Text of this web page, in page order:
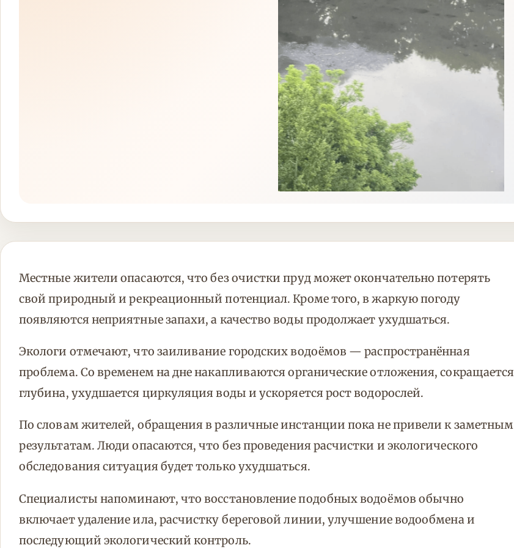
Местные жители опасаются, что без очистки пруд может окончательно потерять
свой природный и рекреационный потенциал. Кроме того, в жаркую погоду
появляются неприятные запахи, а качество воды продолжает ухудшаться.
Экологи отмечают, что заиливание городских водоёмов — распространённая
проблема. Со временем на дне накапливаются органические отложения, сокращается
глубина, ухудшается циркуляция воды и ускоряется рост водорослей.
По словам жителей, обращения в различные инстанции пока не привели к заметным
результатам. Люди опасаются, что без проведения расчистки и экологического
обследования ситуация будет только ухудшаться.
Специалисты напоминают, что восстановление подобных водоёмов обычно
включает удаление ила, расчистку береговой линии, улучшение водообмена и
последующий экологический контроль.